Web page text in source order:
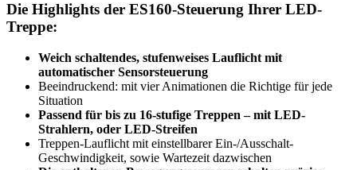
Die Highlights der ES160-Steuerung Ihrer LED-
Treppe:
Weich schaltendes, stufenweises Lauflicht mit
automatischer Sensorsteuerung
Beeindruckend: mit vier Animationen die Richtige für jede
Situation
Passend für bis zu 16-stufige Treppen – mit LED-
Strahlern, oder LED-Streifen
Treppen-Lauflicht mit einstellbarer Ein-/Ausschalt-
Geschwindigkeit, sowie Wartezeit dazwischen